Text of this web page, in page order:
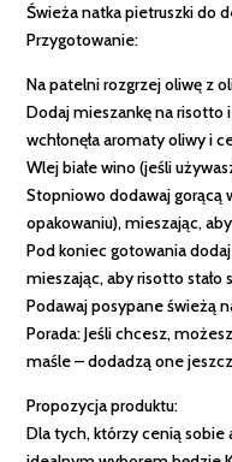
Świeża natka pietruszki do
Przygotowanie:
Na patelni rozgrzej oliwę z
Dodaj mieszankę na risotto
wchłonęła aromaty oliwy i
Wlej białe wino (jeśli
Stopniowo dodawaj gorącą
opakowaniu), mieszając,
Pod koniec gotowania
mieszając, aby risotto stało
Podawaj posypane świeżą
Porada: Jeśli chcesz,
maśle – dodadzą one
Propozycja produktu:
Dla tych, którzy cenią sobie